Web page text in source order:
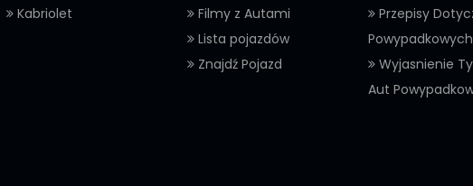
Kabriolet
Filmy z Autami
Lista pojazdów
Znajdź Pojazd
Przepisy
Powypadkowych
Wyjasnienie
Aut